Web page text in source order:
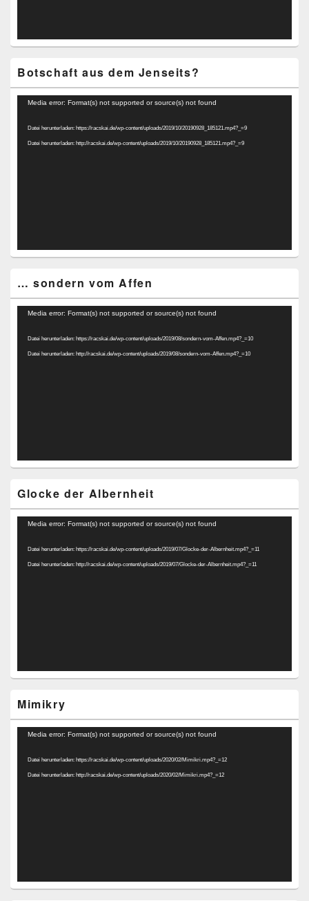
Botschaft aus dem Jenseits?
Video-
Media error: Format(s) not supported or source(s) not found
Datei herunterladen: https://racskai.de/wp-content/uploads/2019/10/20190928_185121.mp4?_=9
Datei herunterladen: http://racskai.de/wp-content/uploads/2019/10/20190928_185121.mp4?_=9
… sondern vom Affen
Video-
Media error: Format(s) not supported or source(s) not found
Datei herunterladen: https://racskai.de/wp-content/uploads/2019/08/sondern-vom-Affen.mp4?_=10
Datei herunterladen: http://racskai.de/wp-content/uploads/2019/08/sondern-vom-Affen.mp4?_=10
Glocke der Albernheit
Video-
Media error: Format(s) not supported or source(s) not found
Datei herunterladen: https://racskai.de/wp-content/uploads/2019/07/Glocke-der-Albernheit.mp4?_=11
Datei herunterladen: http://racskai.de/wp-content/uploads/2019/07/Glocke-der-Albernheit.mp4?_=11
Mimikry
Video-
Media error: Format(s) not supported or source(s) not found
Datei herunterladen: https://racskai.de/wp-content/uploads/2020/02/Mimikri.mp4?_=12
Datei herunterladen: http://racskai.de/wp-content/uploads/2020/02/Mimikri.mp4?_=12